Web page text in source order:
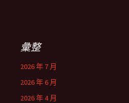
彙整
2026 年 7 月
2026 年 6 月
2026 年 4 月